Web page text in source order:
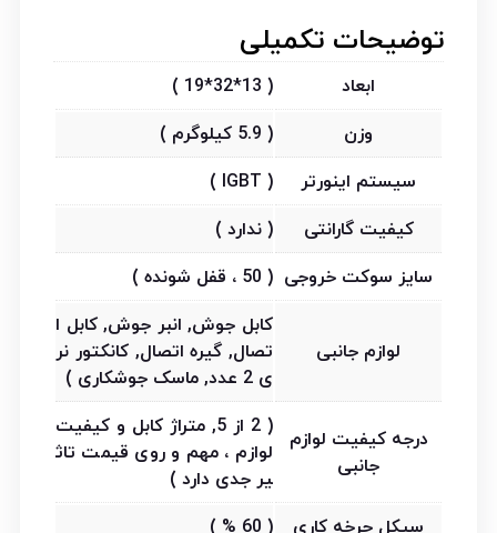
توضیحات تکمیلی
ابعاد
( 13*32*19 )
وزن
( 5.9 کیلوگرم )
سیستم اینورتر
( IGBT )
کیفیت گارانتی
( ندارد )
سایز سوکت خروجی ( 50 ، قفل شونده )
لوازم جانبی
کابل جوش, انبر جوش, کابل ا
تصال, گیره اتصال, کانکتور نر
ی 2 عدد, ماسک جوشکاری )
درجه کیفیت لوازم
جانبی
( 2 از 5, متراژ کابل و کیفیت
لوازم ، مهم و روی قیمت تاث
یر جدی دارد )
سیکل چرخه کاری
( 60 % )